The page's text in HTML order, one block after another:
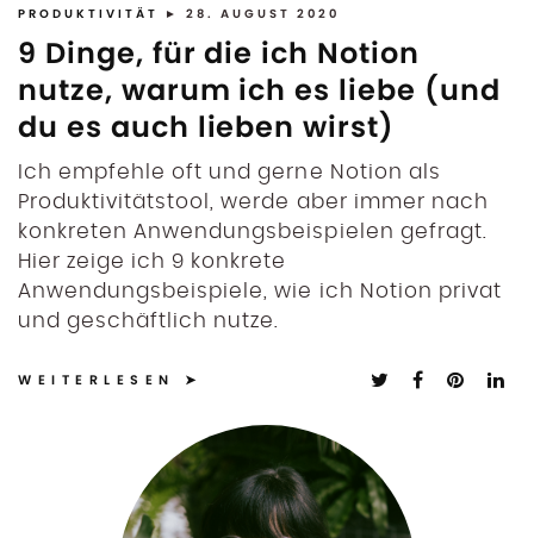
PRODUKTIVITÄT ► 28. AUGUST 2020
9 Dinge, für die ich Notion
nutze, warum ich es liebe (und
du es auch lieben wirst)
Ich empfehle oft und gerne Notion als
Produktivitätstool, werde aber immer nach
konkreten Anwendungsbeispielen gefragt.
Hier zeige ich 9 konkrete
Anwendungsbeispiele, wie ich Notion privat
und geschäftlich nutze.
WEITERLESEN